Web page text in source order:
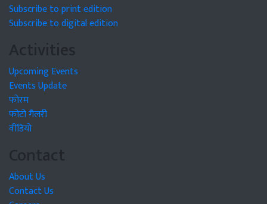
Subscribe to print edition
Subscribe to digital edition
Activities
Upcoming Events
Events Update
फोरम
फोटो गैलरी
वीडियो
Contact
About Us
Contact Us